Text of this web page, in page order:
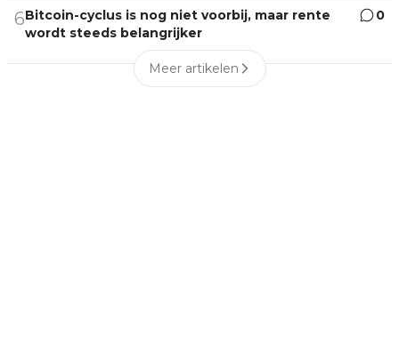
6Bitcoin-cyclus is nog niet voorbij, maar rente
wordt steeds belangrijker
0
Meer artikelen